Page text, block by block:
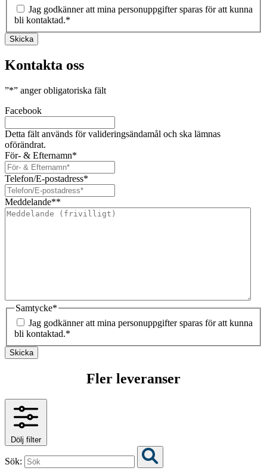
Jag godkänner att mina personuppgifter sparas för att kunna
bli kontaktad.*
Skicka
Kontakta oss
”*” anger obligatoriska fält
Facebook
Detta fält används för valideringsändamål och ska lämnas
oförändrat.
För- & Efternamn*
Telefon/E-postadress*
Meddelande**
Samtycke*
Jag godkänner att mina personuppgifter sparas för att kunna
bli kontaktad.*
Skicka
Fler leveranser
Dölj filter
Sök: